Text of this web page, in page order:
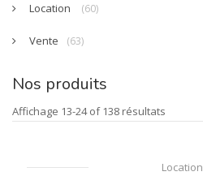
Location (60)
Vente (63)
Nos produits
Affichage 13-24 of 138 résultats
Location